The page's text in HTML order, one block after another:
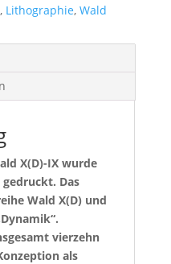
, Lithographie, Wald
X(D)-IX wurde
Das
Wald X(D) und
vierzehn
als